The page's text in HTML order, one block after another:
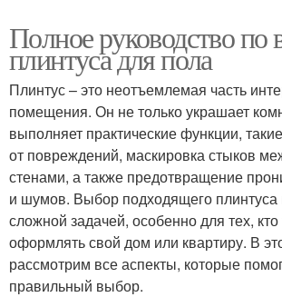
Полное руководство по
плинтуса для пола
Плинтус – это неотъемлемая часть
помещения. Он не только украшает
выполняет практические функции,
от повреждений, маскировка стыков
стенами, а также предотвращение
и шумов. Выбор подходящего
сложной задачей, особенно для тех, кто
оформлять свой дом или квартиру. В
рассмотрим все аспекты, которые
правильный выбор.